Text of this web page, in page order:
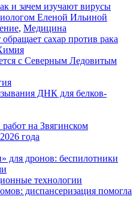
и зачем изучают вирусы
Еленой Ильиной
, Медицина
сахар против рака
с Северным Ледовитым
ДНК для белков-
на Звягинском
года
дронов: беспилотники
технологии
диспансеризация помогла